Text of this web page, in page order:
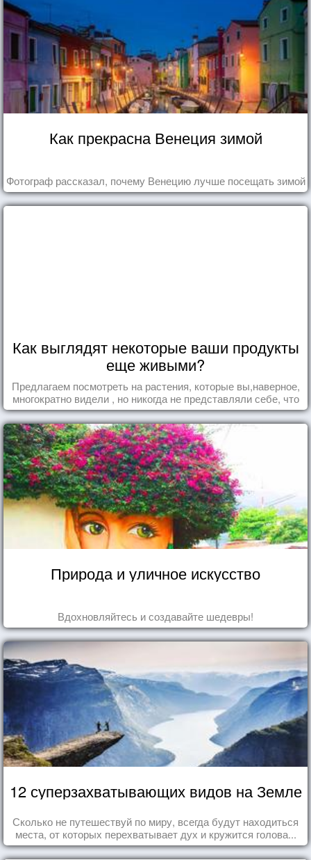
Как прекрасна Венеция зимой
Фотограф рассказал, почему Венецию лучше посещать зимой
Как выглядят некоторые ваши продукты
еще живыми?
Предлагаем посмотреть на растения, которые вы,наверное,
многократно видели , но никогда не представляли себе, что
употребляете их в пищу.
Природа и уличное искусство
Вдохновляйтесь и создавайте шедевры!
12 суперзахватывающих видов на Земле
Сколько не путешествуй по миру, всегда будут находиться
места, от которых перехватывает дух и кружится голова...